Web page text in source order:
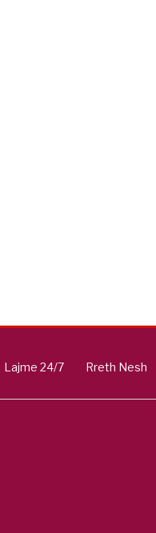
Lajme 24/7 Rreth Nesh